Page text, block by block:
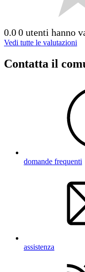
0.00 utenti hanno
Vedi tutte le valutazioni
Contatta il
domande frequenti
assistenza